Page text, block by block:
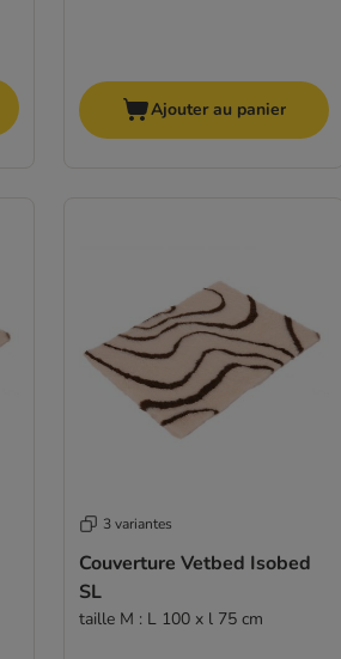
Ajouter au panier
3 variantes
Couverture Vetbed Isobed
SL
taille M : L 100 x l 75 cm